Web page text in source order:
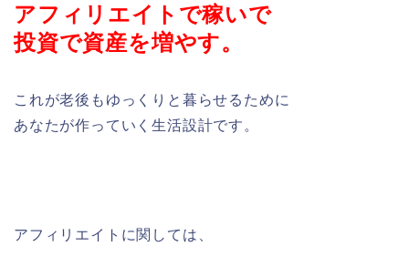
アフィリエイトで稼いで
投資で資産を増やす。
これが老後もゆっくりと暮らせるために
あなたが作っていく生活設計です。
アフィリエイトに関しては、